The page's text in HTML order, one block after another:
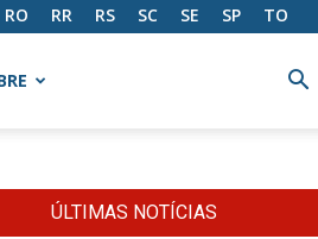
RO RR RS SC SE SP TO
ÚLTIMAS NOTÍCIAS